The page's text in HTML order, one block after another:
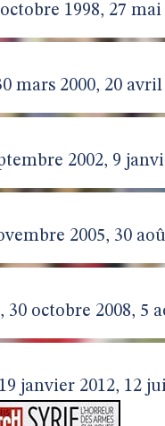
1998, 27 mai
mars 2000, 20 avril
2002, 9
2005, 30
30 octobre 2008, 5
janvier 2012, 12